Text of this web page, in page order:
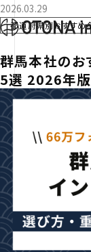
2026.03.29
都道府県別おすすめ
群馬本社のお
5選 2026年版